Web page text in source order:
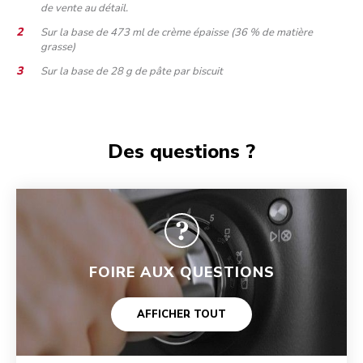
de vente au détail.
Sur la base de 473 ml de crème épaisse (36 % de matière
grasse)
Sur la base de 28 g de pâte par biscuit
Des questions ?
FOIRE AUX QUESTIONS
AFFICHER TOUT